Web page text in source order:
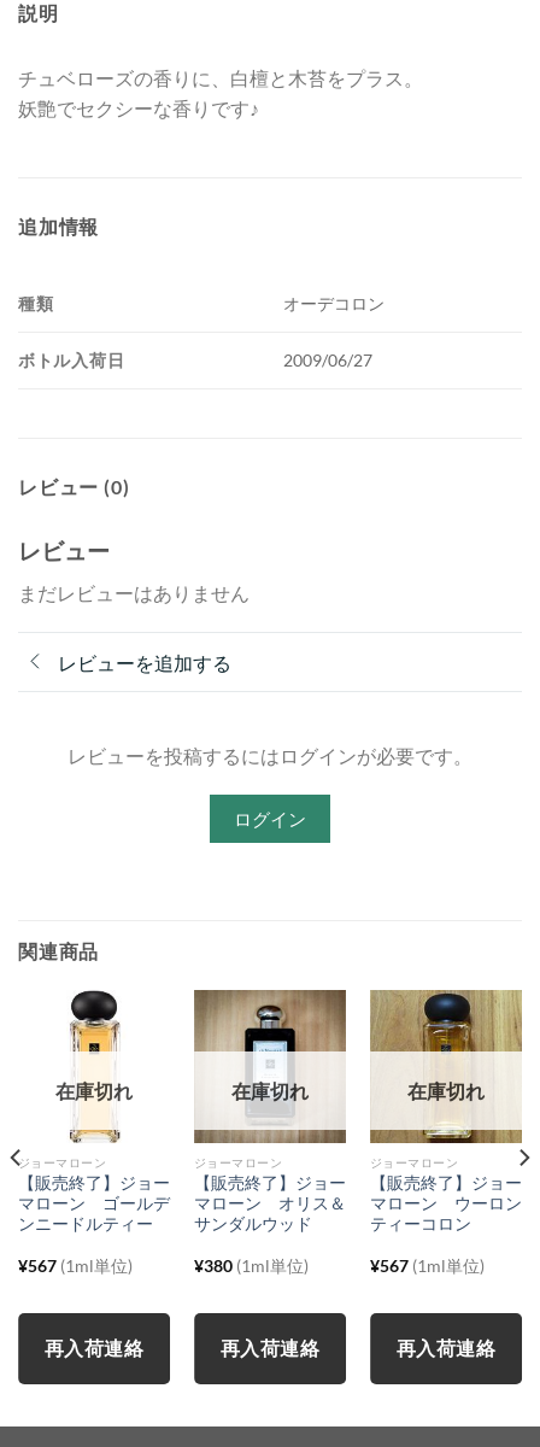
説明
チュベローズの香りに、白檀と木苔をプラス。
妖艶でセクシーな香りです♪
追加情報
種類 オーデコロン
ボトル入荷日 2009/06/27
レビュー (0)
レビュー
まだレビューはありません
レビューを追加する
レビューを投稿するにはログインが必要です。
ログイン
関連商品
在庫切れ
ジョーマローン
【販売終了】ジョー
マローン ゴールデ
ンニードルティー
¥567 (1ml単位)
再入荷連絡
在庫切れ
ジョーマローン
【販売終了】ジョー
マローン オリス＆
サンダルウッド
¥380 (1ml単位)
再入荷連絡
在庫切れ
ジョーマローン
【販売終了】ジョー
マローン ウーロン
ティーコロン
¥567 (1ml単位)
再入荷連絡